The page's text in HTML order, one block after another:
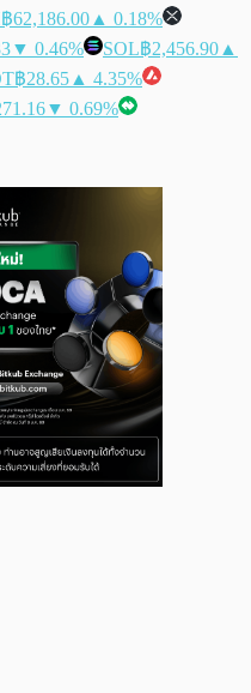
฿62,186.00 ▲ 0.18%
▼ 0.46% SOL฿2,456.90 ▲
฿28.65 ▲ 4.35%
▼ 0.69%